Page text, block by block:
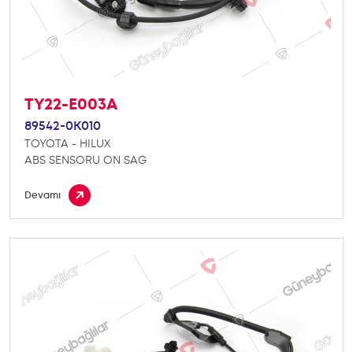
TY22-E003A
89542-0K010
TOYOTA - HILUX
ABS SENSORU ON SAG
Devamı